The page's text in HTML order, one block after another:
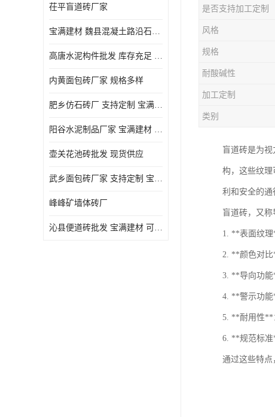
茌平盲道砖厂家
宝满建材 魏县混凝土路沿石批发
高唐水泥构件批发 库存充足 宝满建材
内黄面包砖厂家 规格多样
肥乡仿石砖厂 支持定制 宝满建材
‌阳谷水泥制品厂家 宝满建材 支持定制
壶关花池砖批发 现货供应
武乡面包砖厂家 支持定制 宝满建材
峰峰矿墙体砖厂
沁县便道砖批发 宝满建材 可定制
是否支持加工定制
风格
规格
耐酸碱性
加工定制
类别
盲道砖是为
构，这些纹理
利和安全的通
盲道砖，又
1. **表面纹理
2. **颜色对比
3. **导向功能
4. **警示功能
5. **耐用性**
6. **规范标准
通过这些特点